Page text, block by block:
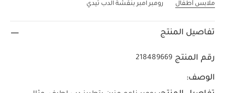
ملابس أطفال رومبر امبر بنقشة الدب تيدي
تفاصيل المنتج
رقم المنتج 218489669
الوصف: